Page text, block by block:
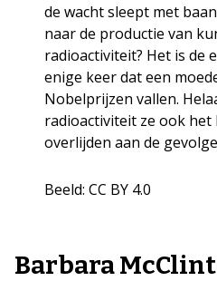
de wacht sleept met
naar de productie van
radioactiviteit? Het is de
enige keer dat een
Nobelprijzen vallen.
radioactiviteit ze ook het
overlijden aan de
Beeld: CC BY 4.0
Barbara